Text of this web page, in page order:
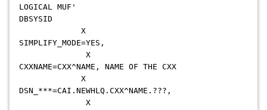
LOGICAL MUF'
DBSYSID
X
SIMPLIFY_MODE=YES,
X
CXXNAME=CXX^NAME, NAME OF THE CXX
X
DSN_***=CAI.NEWHLQ.CXX^NAME.???,
X